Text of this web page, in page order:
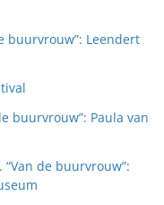
buurvrouw”: Leendert
buurvrouw”: Paula van
de buurvrouw”: